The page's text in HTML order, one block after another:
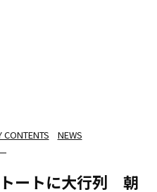
CONTENTS NEWS
ートに大行列 朝